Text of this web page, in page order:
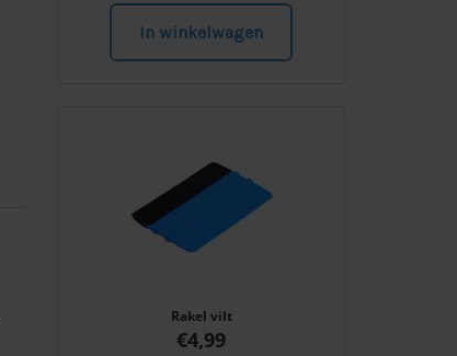
In winkelwagen
Rakel vilt
€4,99